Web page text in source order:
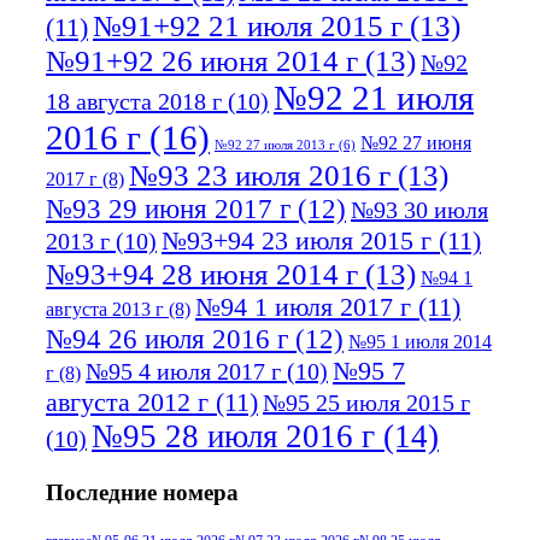
(11)№91+92 21 июля 2015 г (13)
№91+92 26 июня 2014 г (13)№92
18 августа 2018 г (10) №92 21 июля
2016 г (16) №92 27 июля 2013 г (6) №92 27 июня
2017 г (8) №93 23 июля 2016 г (13)
№93 29 июня 2017 г (12) №93 30 июля
2013 г (10) №93+94 23 июля 2015 г (11)
№93+94 28 июня 2014 г (13) №94 1
августа 2013 г (8) №94 1 июля 2017 г (11)
№94 26 июля 2016 г (12) №95 1 июля 2014
г (8) №95 4 июля 2017 г (10) №95 7
августа 2012 г (11)№95 25 июля 2015 г
(10) №95 28 июля 2016 г (14)
июля 2017 г(11)№96 9 августа 2012
Последние номера